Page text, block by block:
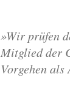
»Wir prüfen
Mitglied der
Vorgehen